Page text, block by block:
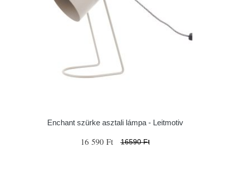
Enchant szürke asztali lámpa - Leitmotiv
16 590 Ft 16590 Ft